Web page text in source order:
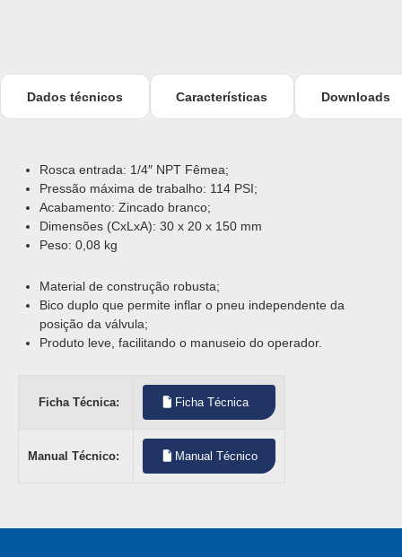
Dados técnicos Características Downloads
Rosca entrada: 1/4″ NPT Fêmea;
Pressão máxima de trabalho: 114 PSI;
Acabamento: Zincado branco;
Dimensões (CxLxA): 30 x 20 x 150 mm
Peso: 0,08 kg
Material de construção robusta;
Bico duplo que permite inflar o pneu independente da
posição da válvula;
Produto leve, facilitando o manuseio do operador.
Ficha Técnica: Ficha Técnica
Manual Técnico: Manual Técnico